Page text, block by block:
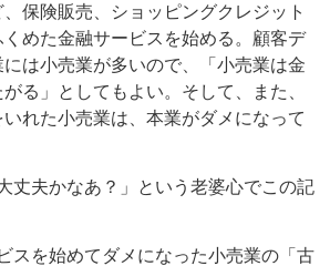
保険販売、ショッピングクレジット
めた金融サービスを始める。顧客デ
は小売業が多いので、「小売業は金
る」としてもよい。そして、また、
れた小売業は、本業がダメになって
丈夫かなあ？」という老婆心でこの記
スを始めてダメになった小売業の「古